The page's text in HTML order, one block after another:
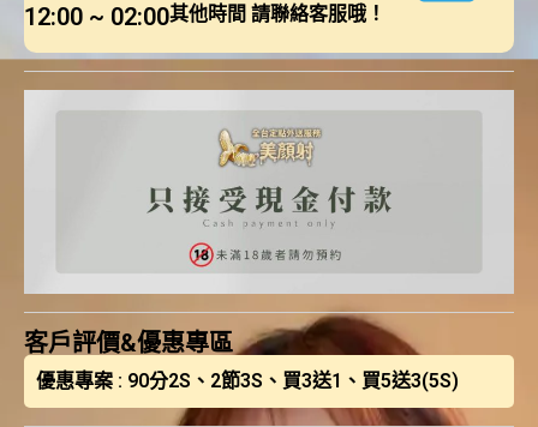
12:00 ~ 02:00其他時間 請聯絡客服哦！
客戶評價&優惠專區
優惠專案 : 90分2S、2節3S、買3送1、買5送3(5S)